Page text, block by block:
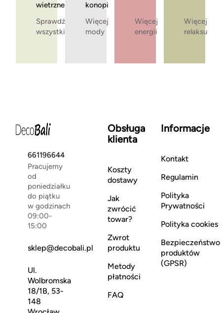
wietrzne
Sprawdź
wszystkie
konopi
Więcej
mody
Więcej
energii
Więcej
relaksu
661196644
Pracujemy
od
poniedziałku
do piątku
w godzinach
09:00-
15:00
sklep@decobali.pl
Ul.
Wolbromska
18/1B, 53-
148
Obsługa
klienta
Koszty
dostawy
Jak
zwrócić
towar?
Zwrot
produktu
Metody
płatności
FAQ
Informacje
Kontakt
Regulamin
Polityka
Prywatności
Polityka cookies
Bezpieczeństwo
produktów
(GPSR)